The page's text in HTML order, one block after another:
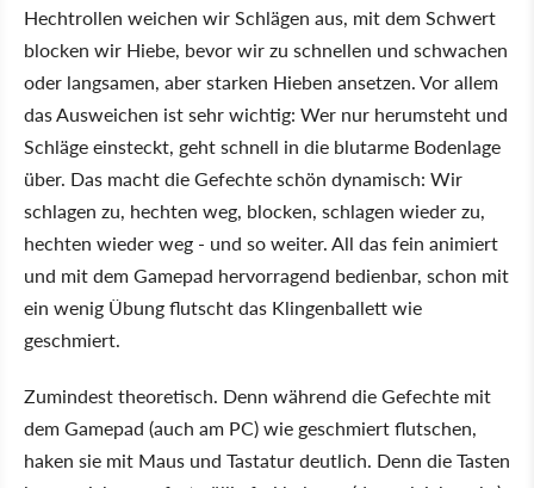
Hechtrollen weichen wir Schlägen aus, mit dem Schwert
blocken wir Hiebe, bevor wir zu schnellen und schwachen
oder langsamen, aber starken Hieben ansetzen. Vor allem
das Ausweichen ist sehr wichtig: Wer nur herumsteht und
Schläge einsteckt, geht schnell in die blutarme Bodenlage
über. Das macht die Gefechte schön dynamisch: Wir
schlagen zu, hechten weg, blocken, schlagen wieder zu,
hechten wieder weg - und so weiter. All das fein animiert
und mit dem Gamepad hervorragend bedienbar, schon mit
ein wenig Übung flutscht das Klingenballett wie
geschmiert.
Zumindest theoretisch. Denn während die Gefechte mit
dem Gamepad (auch am PC) wie geschmiert flutschen,
haken sie mit Maus und Tastatur deutlich. Denn die Tasten